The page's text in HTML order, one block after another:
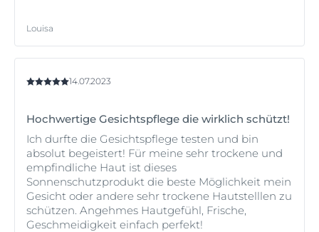
Louisa
14.07.2023
Hochwertige Gesichtspflege die wirklich schützt!
Ich durfte die Gesichtspflege testen und bin
absolut begeistert! Für meine sehr trockene und
empfindliche Haut ist dieses
Sonnenschutzprodukt die beste Möglichkeit mein
Gesicht oder andere sehr trockene Hautstelllen zu
schützen. Angehmes Hautgefühl, Frische,
Geschmeidigkeit einfach perfekt!